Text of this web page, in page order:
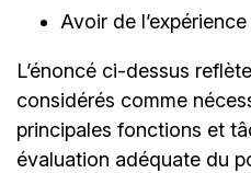
Avoir de
L’énoncé ci-dessus
considérés comme
principales fonctions et
évaluation adéquate du